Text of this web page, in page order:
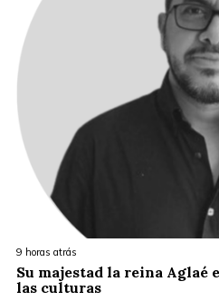
9 horas atrás
Su majestad la reina
las culturas